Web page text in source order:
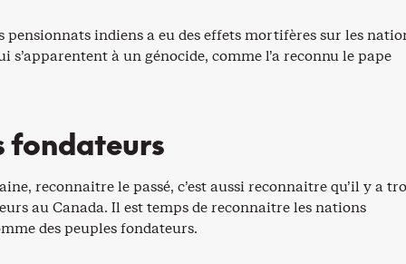
pensionnats indiens a eu des effets mortifères sur les
s’apparentent à un génocide, comme l’a reconnu le pape
fondateurs
reconnaitre le passé, c’est aussi reconnaitre qu’il y a
au Canada. Il est temps de reconnaitre les nations
des peuples fondateurs.